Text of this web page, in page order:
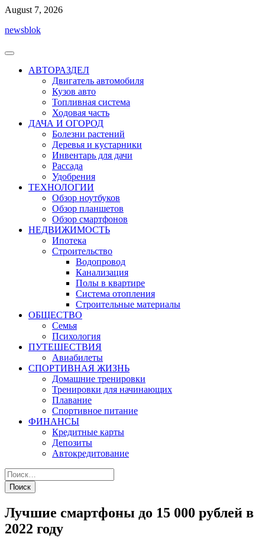
Перейти
содержимому
August 7, 2026
newsblok
АВТОРАЗДЕЛ
Двигатель автомобиля
Кузов авто
Топливная система
Ходовая часть
ДАЧА И ОГОРОД
Болезни растений
Деревья и кустарники
Инвентарь для дачи
Рассада
Удобрения
ТЕХНОЛОГИИ
Обзор ноутбуков
Обзор планшетов
Обзор смартфонов
НЕДВИЖИМОСТЬ
Ипотека
Строительство
Водопровод
Канализация
Полы в квартире
Система отопления
Строительные материалы
ОБЩЕСТВО
Семья
Психология
ПУТЕШЕСТВИЯ
Авиабилеты
СПОРТИВНАЯ ЖИЗНЬ
Домашние тренировки
Тренировки для начинающих
Плавание
Спортивное питание
ФИНАНСЫ
Кредитные карты
Депозиты
Автокредитование
Лучшие смартфоны до 15 000 рублей в
2022 году